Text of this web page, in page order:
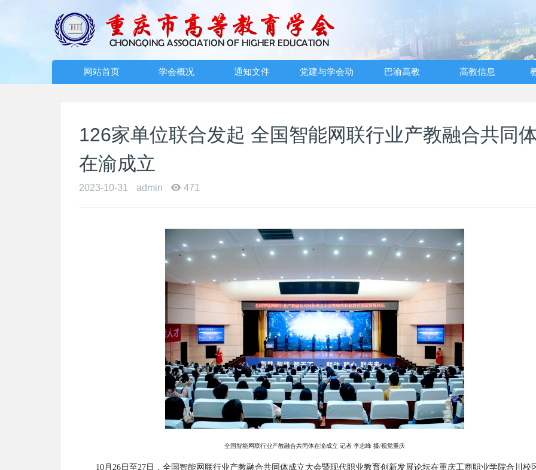
网站首页 学会概况 通知文件 党建与学会动 巴渝高教 高教信息
126家单位联合发起 全国智能网联行业产教融合共同
在渝成立
2023-10-31 admin 471
全国智能网联行业产教融合共同体在渝成立 记者 李志峰 摄/视觉重庆
10月 26 日至27 日，全国智能网联行业产教融合共同体成立大会暨现代职业教育创新发展论坛在重庆工商职业学院合川校